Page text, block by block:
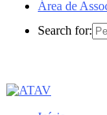
Área de
Search for: